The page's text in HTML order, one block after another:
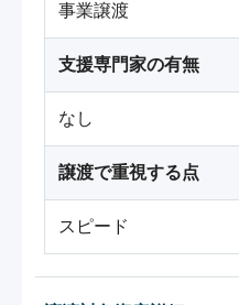
事業譲渡
支援専門家の有無
なし
譲渡で重視する点
スピード